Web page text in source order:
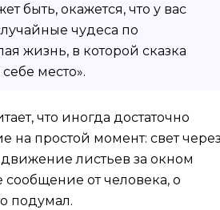
быть, окажется, что у вас
чудеса по
жизнь, в которой сказка
место».
что иногда достаточно
на простой момент: свет
листьев за окном
от человека, о
подумал.